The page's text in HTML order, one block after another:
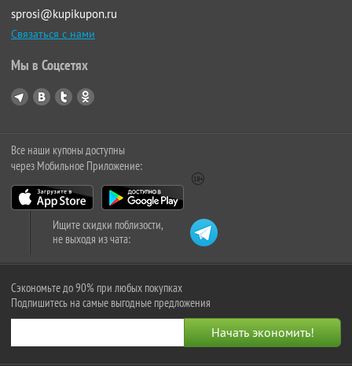
sprosi@kupikupon.ru
Связаться с нами
Мы в Соцсетях
Все наши купоны доступны
через Мобильное Приложение:
Ищите скидки поблизости,
не выходя из чата:
Сэкономьте до 90% при любых покупках
Подпишитесь на самые выгодные предложения